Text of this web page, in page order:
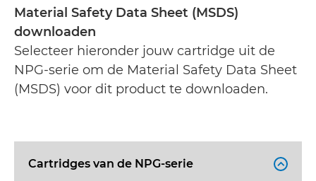
Material Safety Data Sheet (MSDS)
downloaden
Selecteer hieronder jouw cartridge uit de
NPG-serie om de Material Safety Data Sheet
(MSDS) voor dit product te downloaden.
Cartridges van de NPG-serie 